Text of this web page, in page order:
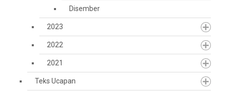
Disember
2023
2022
2021
Teks Ucapan